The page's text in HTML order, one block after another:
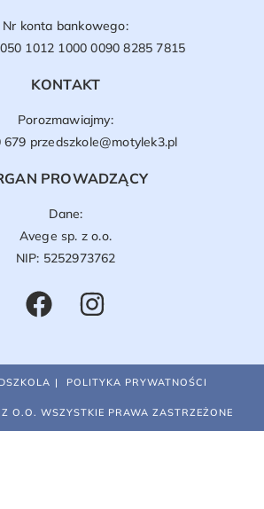
Nr konta bankowego:
1012 1000 0090 8285 7815
KONTAKT
Porozmawiajmy:
679 przedszkole@motylek3.pl
PROWADZĄCY
Dane:
Avege sp. z o.o.
NIP: 5252973762
POLITYKA PRYWATNOŚCI
O.O. WSZYSTKIE PRAWA ZASTRZEŻONE